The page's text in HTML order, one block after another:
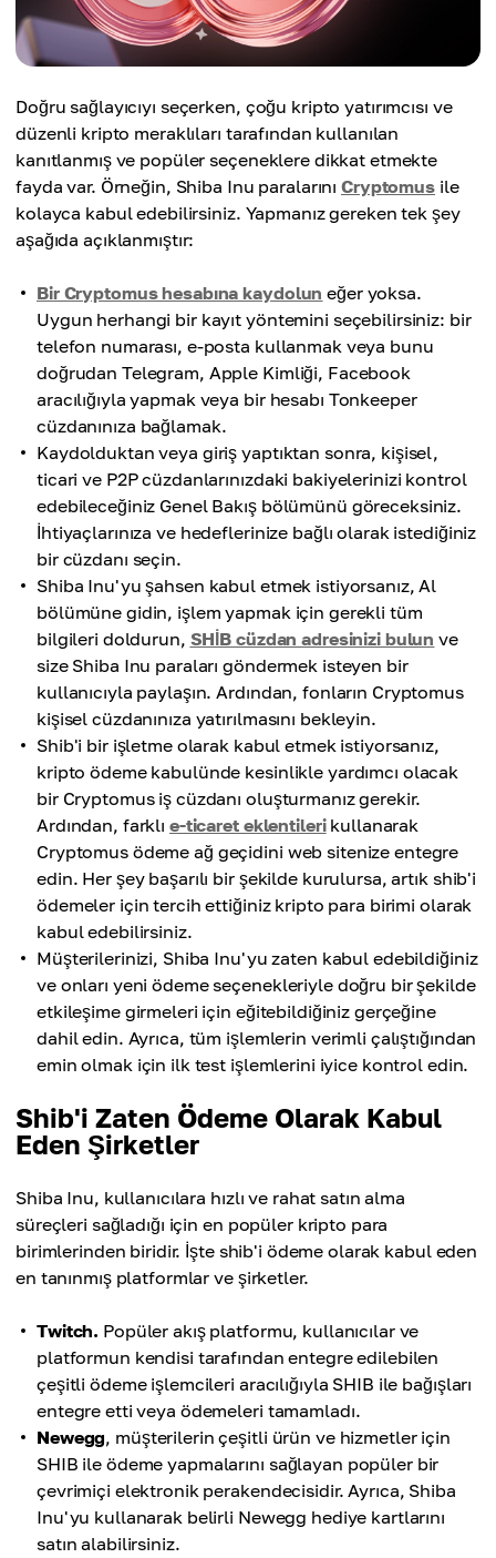
Doğru sağlayıcıyı seçerken, çoğu kripto yatırımcısı ve
düzenli kripto meraklıları tarafından kullanılan
kanıtlanmış ve popüler seçeneklere dikkat etmekte
fayda var. Örneğin, Shiba Inu paralarınıCryptomus ile
kolayca kabul edebilirsiniz. Yapmanız gereken tek şey
aşağıda açıklanmıştır:
Bir Cryptomus hesabına kaydolun eğer yoksa.
Uygun herhangi bir kayıt yöntemini seçebilirsiniz: bir
telefon numarası, e-posta kullanmak veya bunu
doğrudan Telegram, Apple Kimliği, Facebook
aracılığıyla yapmak veya bir hesabı Tonkeeper
cüzdanınıza bağlamak.
Kaydolduktan veya giriş yaptıktan sonra, kişisel,
ticari ve P2P cüzdanlarınızdaki bakiyelerinizi kontrol
edebileceğiniz Genel Bakış bölümünü göreceksiniz.
İhtiyaçlarınıza ve hedeflerinize bağlı olarak istediğiniz
bir cüzdanı seçin.
Shiba Inu'yu şahsen kabul etmek istiyorsanız, Al
bölümüne gidin, işlem yapmak için gerekli tüm
bilgileri doldurun, SHİB cüzdan adresinizi bulun ve
size Shiba Inu paraları göndermek isteyen bir
kullanıcıyla paylaşın. Ardından, fonların Cryptomus
kişisel cüzdanınıza yatırılmasını bekleyin.
Shib'i bir işletme olarak kabul etmek istiyorsanız,
kripto ödeme kabulünde kesinlikle yardımcı olacak
bir Cryptomus iş cüzdanı oluşturmanız gerekir.
Ardından, farklı e-ticaret eklentilerikullanarak
Cryptomus ödeme ağ geçidini web sitenize entegre
edin. Her şey başarılı bir şekilde kurulursa, artık shib'i
ödemeler için tercih ettiğiniz kripto para birimi olarak
kabul edebilirsiniz.
Müşterilerinizi, Shiba Inu'yu zaten kabul edebildiğiniz
ve onları yeni ödeme seçenekleriyle doğru bir şekilde
etkileşime girmeleri için eğitebildiğiniz gerçeğine
dahil edin. Ayrıca, tüm işlemlerin verimli çalıştığından
emin olmak için ilk test işlemlerini iyice kontrol edin.
Shib'i Zaten Ödeme Olarak Kabul
Eden Şirketler
Shiba Inu, kullanıcılara hızlı ve rahat satın alma
süreçleri sağladığı için en popüler kripto para
birimlerinden biridir. İşte shib'i ödeme olarak kabul eden
en tanınmış platformlar ve şirketler.
Twitch. Popüler akış platformu, kullanıcılar ve
platformun kendisi tarafından entegre edilebilen
çeşitli ödeme işlemcileri aracılığıyla SHIB ile bağışları
entegre etti veya ödemeleri tamamladı.
Newegg, müşterilerin çeşitli ürün ve hizmetler için
SHIB ile ödeme yapmalarını sağlayan popüler bir
çevrimiçi elektronik perakendecisidir. Ayrıca, Shiba
Inu'yu kullanarak belirli Newegg hediye kartlarını
satın alabilirsiniz.